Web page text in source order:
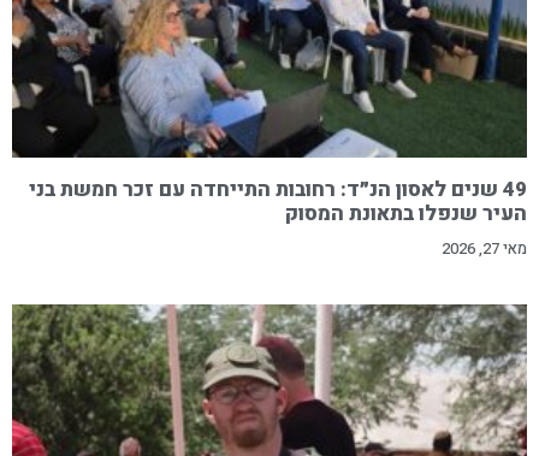
49 שנים לאסון הנ״ד: רחובות התייחדה עם זכר חמשת בני
העיר שנפלו בתאונת המסוק
מאי 27, 2026